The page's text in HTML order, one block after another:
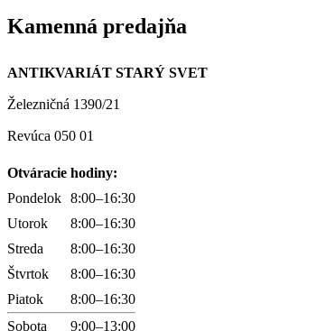
Kamenná predajňa
ANTIKVARIÁT STARÝ SVET
Železničná 1390/21
Revúca 050 01
Otváracie hodiny:
Pondelok 8:00–16:30
Utorok
8:00–16:30
Streda
8:00–16:30
Štvrtok
8:00–16:30
Piatok
8:00–16:30
Sobota
9:00–13:00